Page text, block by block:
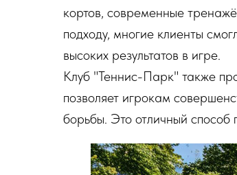
кортов, современные
подходу, многие клиенты
высоких результатов в игре.
Клуб "Теннис-Парк" также
позволяет игрокам
борьбы. Это отличный способ